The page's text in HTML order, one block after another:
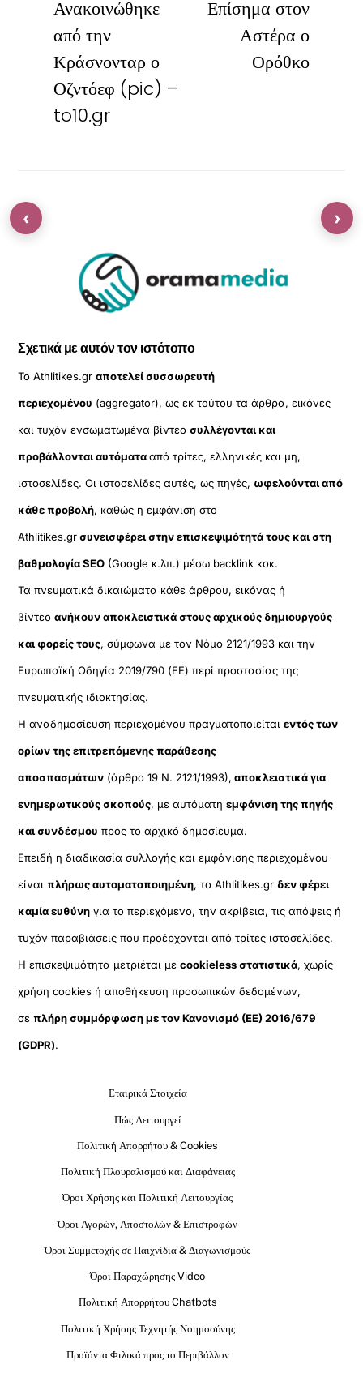
Ανακοινώθηκε
από την
Κράσνονταρ ο
Οζντόεφ (pic) –
to10.gr
Επίσημα στον
Αστέρα ο
Ορόθκο
Σχετικά με αυτόν τον ιστότοπο
Το Athlitikes.grαποτελεί συσσωρευτή
περιεχομένου (aggregator), ως εκ τούτου τα άρθρα, εικόνες
και τυχόν ενσωματωμένα βίντεοσυλλέγονται και
προβάλλονται αυτόματααπό τρίτες, ελληνικές και μη,
ιστοσελίδες. Οι ιστοσελίδες αυτές, ως πηγές, ωφελούνται από
κάθε προβολή, καθώς η εμφάνιση στο
Athlitikes.grσυνεισφέρει στην επισκεψιμότητά τους και στη
βαθμολογία SEO (Google κ.λπ.) μέσω backlink κοκ.
Τα πνευματικά δικαιώματα κάθε άρθρου, εικόνας ή
βίντεοανήκουν αποκλειστικά στους αρχικούς δημιουργούς
και φορείς τους, σύμφωνα με τον Νόμο 2121/1993 και την
Ευρωπαϊκή Οδηγία 2019/790 (ΕΕ) περί προστασίας της
πνευματικής ιδιοκτησίας.
Η αναδημοσίευση περιεχομένου πραγματοποιείταιεντός των
ορίων της επιτρεπόμενης παράθεσης
αποσπασμάτων (άρθρο 19 Ν. 2121/1993), αποκλειστικά για
ενημερωτικούς σκοπούς, με αυτόματηεμφάνιση της πηγής
και συνδέσμου προς το αρχικό δημοσίευμα.
Επειδή η διαδικασία συλλογής και εμφάνισης περιεχομένου
είναιπλήρως αυτοματοποιημένη, το Athlitikes.gr δεν φέρει
καμία ευθύνη για το περιεχόμενο, την ακρίβεια, τις απόψεις ή
τυχόν παραβιάσεις που προέρχονται από τρίτες ιστοσελίδες.
Η επισκεψιμότητα μετριέται μεcookieless στατιστικά, χωρίς
χρήση cookies ή αποθήκευση προσωπικών δεδομένων,
σεπλήρη συμμόρφωση με τον Κανονισμό (ΕΕ) 2016/679
(GDPR).
Εταιρικά Στοιχεία
Πώς Λειτουργεί
Πολιτική Απορρήτου & Cookies
Πολιτική Πλουραλισμού και Διαφάνειας
Όροι Χρήσης και Πολιτική Λειτουργίας
Όροι Αγορών, Αποστολών & Επιστροφών
Όροι Συμμετοχής σε Παιχνίδια & Διαγωνισμούς
Όροι Παραχώρησης Video
Πολιτική Απορρήτου Chatbots
Πολιτική Χρήσης Τεχνητής Νοημοσύνης
Προϊόντα Φιλικά προς το Περιβάλλον
‹ ›